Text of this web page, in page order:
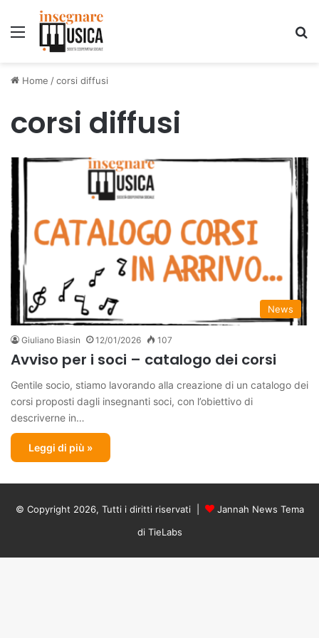
Menu
Home /corsi diffusi
corsi diffusi
News
Giuliano Biasin 12/01/2026 107
Avviso per i soci – catalogo dei corsi
Gentile socio, stiamo lavorando alla creazione di un catalogo dei
corsi proposti dagli insegnanti soci, con l’obiettivo di
descriverne in…
Leggi di più »
© Copyright 2026, Tutti i diritti riservati |
Jannah News Tema
di TieLabs